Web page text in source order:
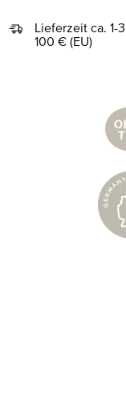
Lieferzeit ca. 1-
100 € (EU)